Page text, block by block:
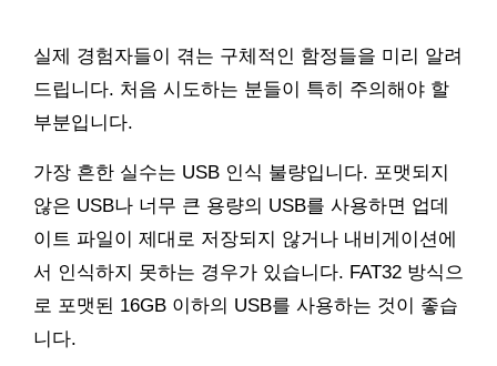
실제 경험자들이 겪는 구체적인 함정들을 미리 알려
드립니다. 처음 시도하는 분들이 특히 주의해야 할
부분입니다.
가장 흔한 실수는 USB 인식 불량입니다. 포맷되지
않은 USB나 너무 큰 용량의 USB를 사용하면 업데
이트 파일이 제대로 저장되지 않거나 내비게이션에
서 인식하지 못하는 경우가 있습니다. FAT32 방식으
로 포맷된 16GB 이하의 USB를 사용하는 것이 좋습
니다.